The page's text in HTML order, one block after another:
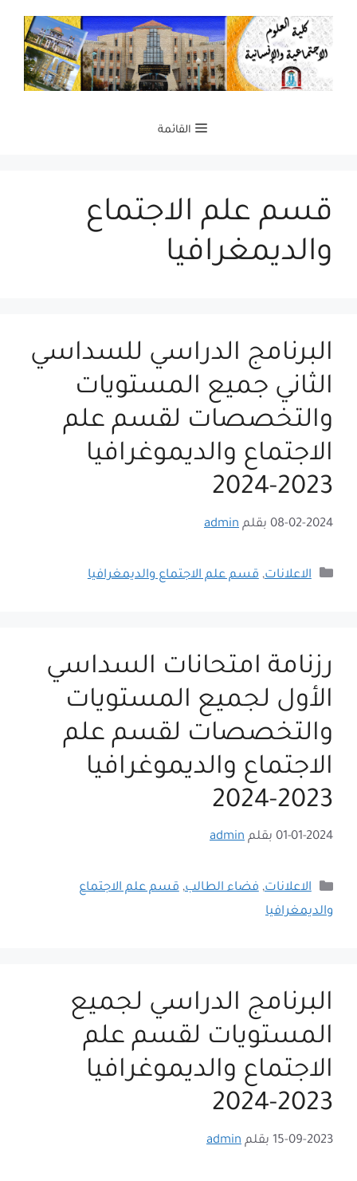
المحتوى
القائمة
قسم علم الاجتماع
والديمغرافيا
البرنامج الدراسي للسداسي
الثاني جميع المستويات
والتخصصات لقسم علم
الاجتماع والديموغرافيا
2023-2024
08-02-2024 بقلم admin
التصنيفات
الاعلانات,قسم علم الاجتماع والديمغرافيا
رزنامة امتحانات السداسي
الأول لجميع المستويات
والتخصصات لقسم علم
الاجتماع والديموغرافيا
2023-2024
01-01-2024 بقلم admin
التصنيفات
الاعلانات,فضاء الطالب,قسم علم الاجتماع
والديمغرافيا
البرنامج الدراسي لجميع
المستويات لقسم علم
الاجتماع والديموغرافيا
2023-2024
15-09-2023 بقلم admin